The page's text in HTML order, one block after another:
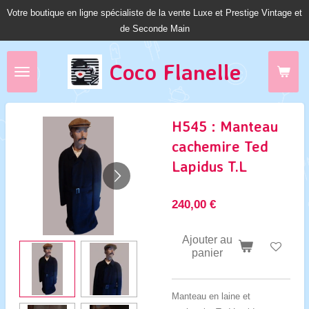
Passer
Coco Flanelle
Votre boutique en ligne spécialiste de la vente Luxe et Prestige Vintage et
de Seconde Main
H545 : Manteau
cachemire Ted
Lapidus T.L
240,00 €
Ajouter au
panier
Manteau en laine et